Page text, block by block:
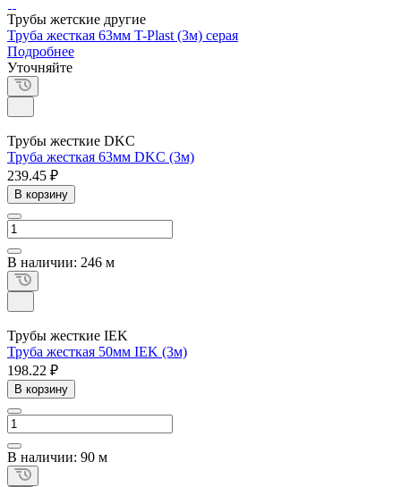
Трубы жетские другие
Труба жесткая 63мм T-Plast (3м) серая
Подробнее
Уточняйте
Трубы жесткие DKC
Труба жесткая 63мм DKC (3м)
239.45 ₽
В корзину
В наличии: 246 м
Трубы жесткие IEK
Труба жесткая 50мм IEK (3м)
198.22 ₽
В корзину
В наличии: 90 м